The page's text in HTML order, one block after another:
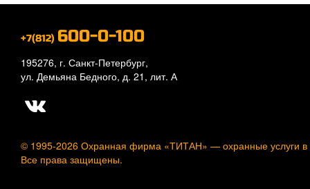
+7(812) 600-0-100
195276, г. Санкт-Петербург,
ул. Демьяна Бедного, д. 21, лит. А
© 1995-2026 Охранная фирма «ТИТАН» — охранные услуги
Все права защищены.